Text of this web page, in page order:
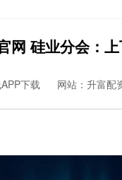
网 硅业分会：
下载 网站：升富配